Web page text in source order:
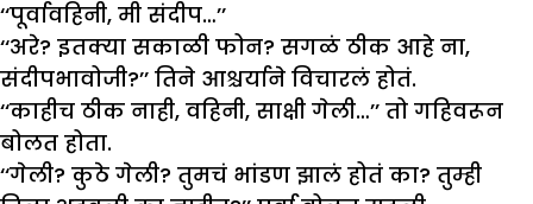
‘‘पूर्वावहिनी, मी संदीप…’’
‘‘अरे? इतक्या सकाळी फोन? सगळं ठीक आहे ना,
संदीपभावोजी?’’ तिने आश्चर्याने विचारलं होतं.
‘‘काहीच ठीक नाही, वहिनी, साक्षी गेली…’’ तो गहिवरून
बोलत होता.
‘‘गेली? कुठे गेली? तुमचं भांडण झालं होतं का? तुम्ही